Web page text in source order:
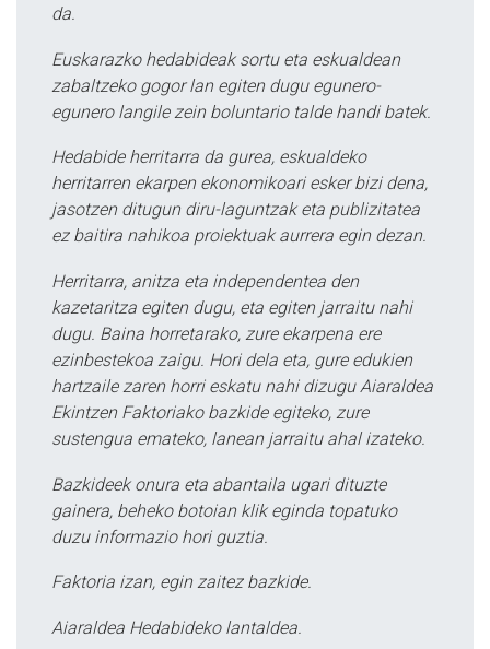
da.
Euskarazko hedabideak sortu eta eskualdean
zabaltzeko gogor lan egiten dugu egunero-
egunero langile zein boluntario talde handi batek.
Hedabide herritarra da gurea, eskualdeko
herritarren ekarpen ekonomikoari esker bizi dena,
jasotzen ditugun diru-laguntzak eta publizitatea
ez baitira nahikoa proiektuak aurrera egin dezan.
Herritarra, anitza eta independentea den
kazetaritza egiten dugu, eta egiten jarraitu nahi
dugu. Baina horretarako, zure ekarpena ere
ezinbestekoa zaigu. Hori dela eta, gure edukien
hartzaile zaren horri eskatu nahi dizugu Aiaraldea
Ekintzen Faktoriako bazkide egiteko, zure
sustengua emateko, lanean jarraitu ahal izateko.
Bazkideek onura eta abantaila ugari dituzte
gainera, beheko botoian klik eginda topatuko
duzu informazio hori guztia.
Faktoria izan, egin zaitez bazkide.
Aiaraldea Hedabideko lantaldea.